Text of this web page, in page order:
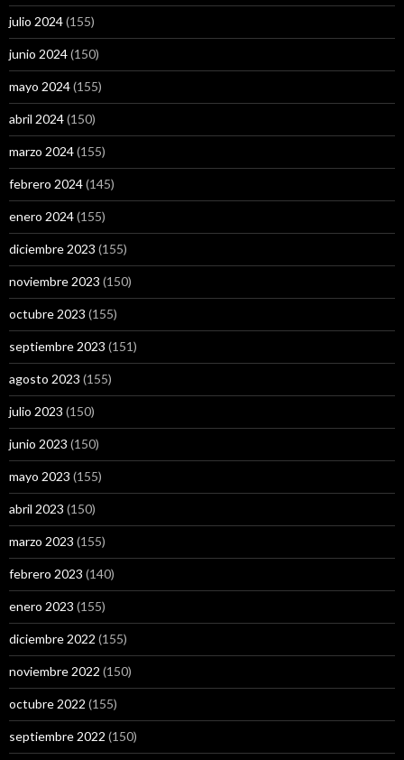
julio 2024(155)
junio 2024(150)
mayo 2024(155)
abril 2024(150)
marzo 2024(155)
febrero 2024(145)
enero 2024(155)
diciembre 2023 (155)
noviembre 2023 (150)
octubre 2023 (155)
septiembre 2023 (151)
agosto 2023 (155)
julio 2023 (150)
junio 2023 (150)
mayo 2023 (155)
abril 2023 (150)
marzo 2023 (155)
febrero 2023 (140)
enero 2023 (155)
diciembre 2022 (155)
noviembre 2022 (150)
octubre 2022 (155)
septiembre 2022 (150)